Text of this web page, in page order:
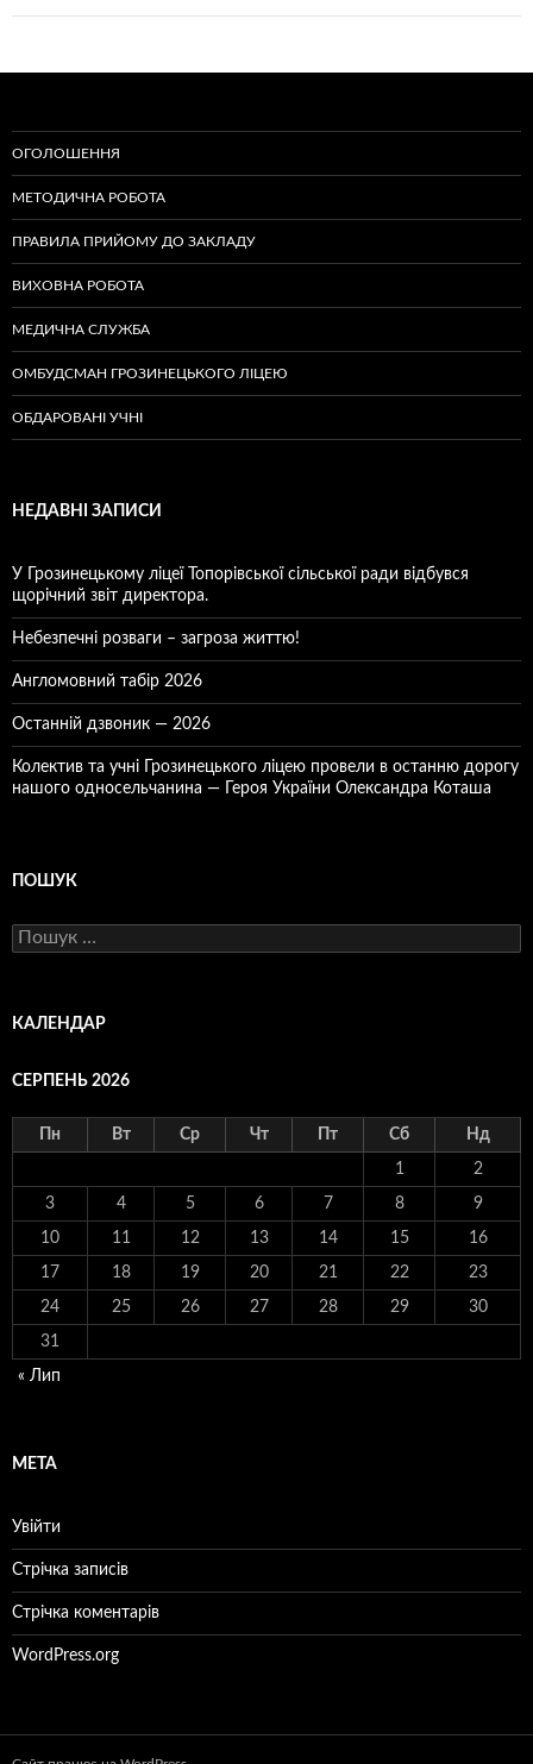
ОГОЛОШЕННЯ
МЕТОДИЧНА РОБОТА
ПРАВИЛА ПРИЙОМУ ДО ЗАКЛАДУ
ВИХОВНА РОБОТА
МЕДИЧНА СЛУЖБА
ОМБУДСМАН ГРОЗИНЕЦЬКОГО ЛІЦЕЮ
ОБДАРОВАНІ УЧНІ
НЕДАВНІ ЗАПИСИ
У Грозинецькому ліцеї Топорівської сільської ради відбувся
щорічний звіт директора.
Небезпечні розваги – загроза життю!
Англомовний табір 2026
Останній дзвоник — 2026
Колектив та учні Грозинецького ліцею провели в останню дорогу
нашого односельчанина — Героя України Олександра Коташа
ПОШУК
Пошук:
КАЛЕНДАР
СЕРПЕНЬ 2026
Пн Вт Ср Чт Пт Сб Нд
1 2
3 4 5 6 7 8 9
10 11 12 13 14 15 16
17 18 19 20 21 22 23
24 25 26 27 28 29 30
31
« Лип
МЕТА
Увійти
Стрічка записів
Стрічка коментарів
WordPress.org